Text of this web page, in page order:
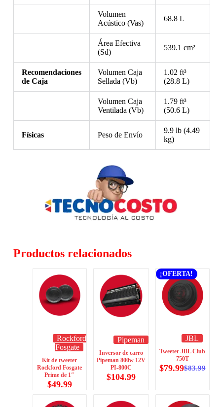
Volumen
Acústico (Vas)
68.8 L
Área Efectiva
(Sd)
539.1 cm²
Recomendaciones
de Caja
Volumen Caja
Sellada (Vb)
1.02 ft³
(28.8 L)
Volumen Caja
Ventilada (Vb)
1.79 ft³
(50.6 L)
Físicas Peso de Envío
9.9 lb (4.49
kg)
Productos relacionados
Rockford
Fosgate
Kit de tweeter
Rockford Fosgate
Prime de 1″
$49.99
Pipeman
Inversor de carro
Pipeman 800w 12V
PI-800C
$104.99
¡OFERTA!
JBL
Tweeter JBL Club
750T
$83.99
$79.99